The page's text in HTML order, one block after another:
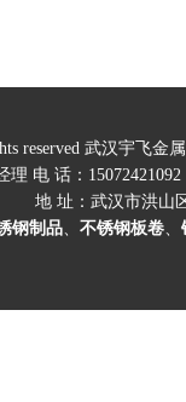
reserved 武汉宇飞
电 话：15072421092
地 址：武汉市洪山
钢制品、 不锈钢板卷、